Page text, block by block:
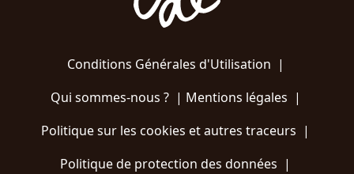
Conditions Générales d'Utilisation |
Qui sommes-nous ?| Mentions légales |
Politique sur les cookies et autres traceurs |
Politique de protection des données |